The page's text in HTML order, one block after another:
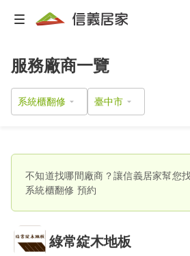
服務廠商一覽
系統櫃翻修
不知道找哪間廠商？讓信義居家幫您
系統櫃翻修 預約
綠常綻木地板